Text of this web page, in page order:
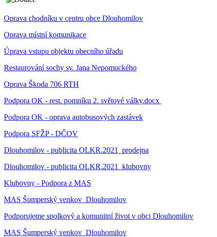
Oprava chodníku v centru obce Dlouhomilov
Oprava místní komunikace
Úprava vstupu objektu obecního úřadu
Restaurování sochy sv. Jana Nepomuckého
Oprava Škoda 706 RTH
Podpora OK - rest. pomníku 2. světové války.docx
Podpora OK - oprava autobusových zastávek
Podpora SFŽP - DČOV
Dlouhomilov - publicita OLKR.2021_prodejna
Dlouhomilov - publicita OLKR.2021_klubovny
Klubovny - Podpora z MAS
MAS Šumperský venkov_Dlouhomilov
Podporujeme spolkový a komunitní život v obci Dlouhomilov
MAS Šumperský venkov_Dlouhomilov